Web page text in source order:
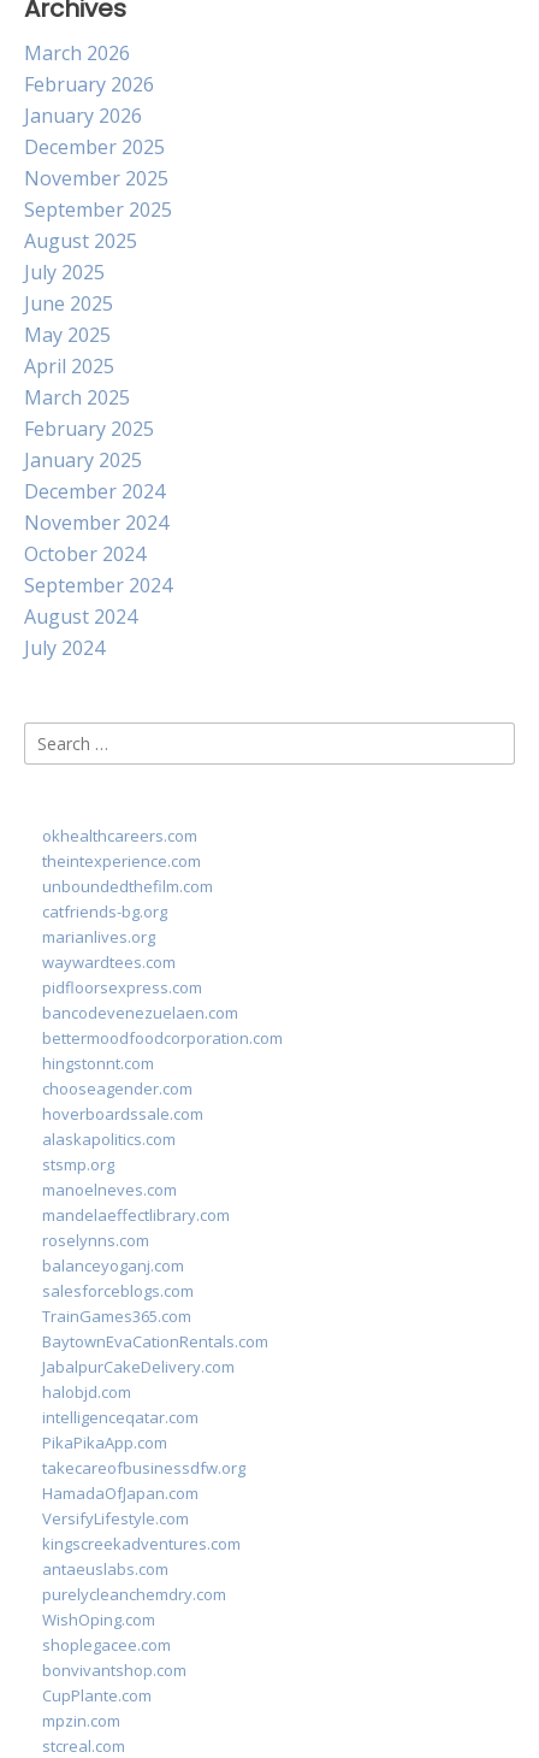
Archives
March 2026
February 2026
January 2026
December 2025
November 2025
September 2025
August 2025
July 2025
June 2025
May 2025
April 2025
March 2025
February 2025
January 2025
December 2024
November 2024
October 2024
September 2024
August 2024
July 2024
Search
for:
okhealthcareers.com
theintexperience.com
unboundedthefilm.com
catfriends-bg.org
marianlives.org
waywardtees.com
pidfloorsexpress.com
bancodevenezuelaen.com
bettermoodfoodcorporation.com
hingstonnt.com
chooseagender.com
hoverboardssale.com
alaskapolitics.com
stsmp.org
manoelneves.com
mandelaeffectlibrary.com
roselynns.com
balanceyoganj.com
salesforceblogs.com
TrainGames365.com
BaytownEvaCationRentals.com
JabalpurCakeDelivery.com
halobjd.com
intelligenceqatar.com
PikaPikaApp.com
takecareofbusinessdfw.org
HamadaOfJapan.com
VersifyLifestyle.com
kingscreekadventures.com
antaeuslabs.com
purelycleanchemdry.com
WishOping.com
shoplegacee.com
bonvivantshop.com
CupPlante.com
mpzin.com
stcreal.com